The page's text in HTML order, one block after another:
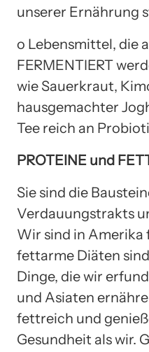
unserer Ernährung
o Lebensmittel, die
FERMENTIERT
wie Sauerkraut,
hausgemachter
Tee reich an
PROTEINE und
Sie sind die
Verdauungstrakts
Wir sind in
fettarme Diäten
Dinge, die wir
und Asiaten
fettreich und
Gesundheit als wir.